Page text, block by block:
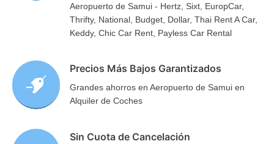
Aeropuerto de Samui - Hertz, Sixt, EuropCar,
Thrifty, National, Budget, Dollar, Thai Rent A Car,
Keddy, Chic Car Rent, Payless Car Rental
Precios Más Bajos Garantizados
Grandes ahorros en Aeropuerto de Samui en
Alquiler de Coches
Sin Cuota de Cancelación